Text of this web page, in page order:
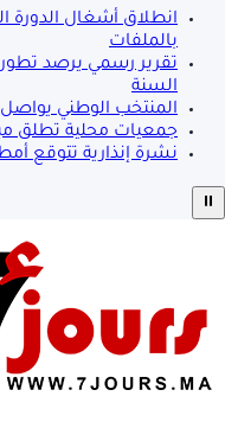
انطلاق أشغال
بالملفات
تقرير رسمي يرصد
السنة
المنتخب الوطني يواصل
جمعيات محلية تطلق
نشرة إنذارية تتوقع
⏸